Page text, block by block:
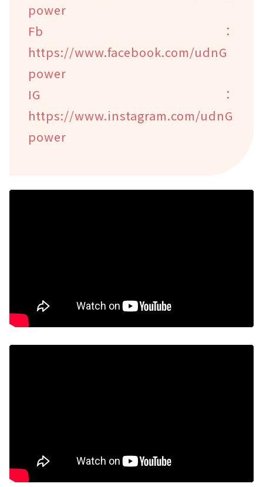
power
Fb：
https://www.facebook.com/udnG
power
IG：
https://www.instagram.com/udnG
power